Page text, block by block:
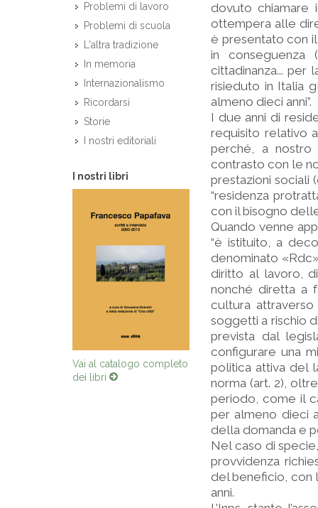
Problemi di lavoro
Problemi di scuola
L'altra tradizione
In memoria
Internazionalismo
Ricordarsi
Storie
I nostri editoriali
I nostri libri
Vai al catalogo completo
dei libri
dovuto chiamare
ottempera alle
è presentato con
in conseguenza
cittadinanza... per
risieduto in Italia
almeno dieci anni”.
I due anni di
requisito relativo
perché, a nostro
contrasto con le
prestazioni sociali
“residenza
con il bisogno
Quando venne
“è istituito, a
denominato
diritto al lavoro,
nonché diretta a
cultura
soggetti a rischio
prevista dal
configurare una
politica attiva del
norma (art. 2),
periodo, come il
per almeno dieci
della domanda e
Nel caso di
provvidenza
del beneficio, con
anni.